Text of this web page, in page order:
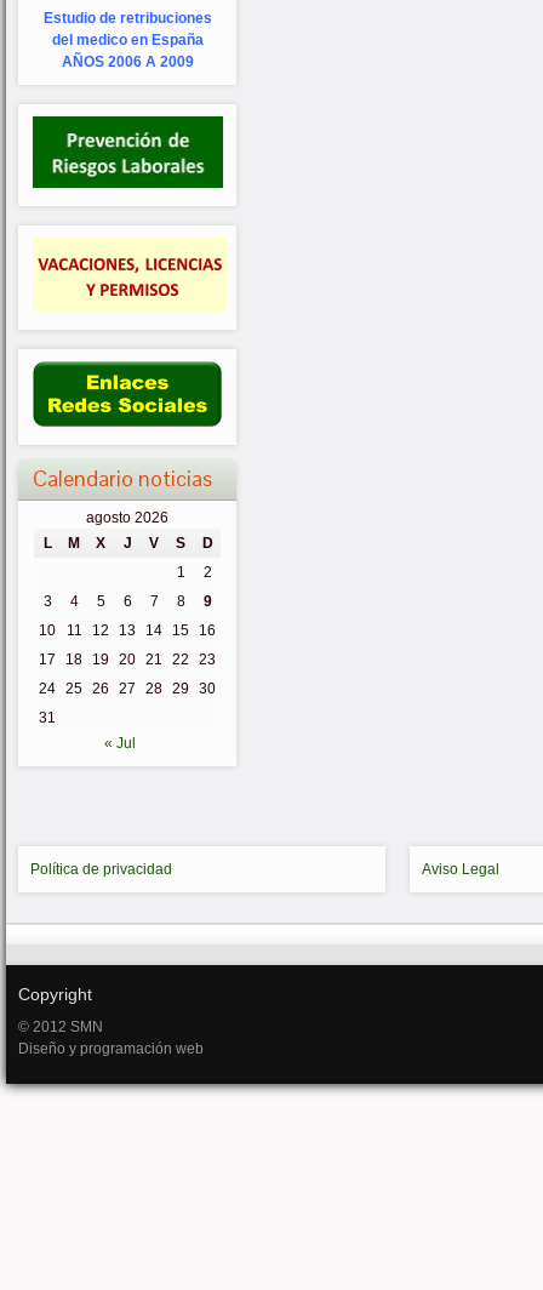
Estudio de retribuciones
del medico en España
AÑOS 2006 A 2009
Calendario noticias
agosto 2026
L
M X J V S
D
1
2
3
4 5 6 7 8
9
10
11 12 13 14 15
16
17
18 19 20 21 22
23
24 25 26 27 28 29 30
31
« Jul
Política de privacidad Aviso Legal
Copyright
© 2012 SMN
Diseño y programación web